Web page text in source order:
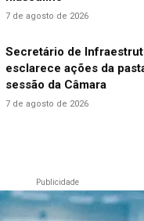
7 de agosto de 2026
Secretário de
esclarece ações da
sessão da Câmara
7 de agosto de 2026
Publicidade